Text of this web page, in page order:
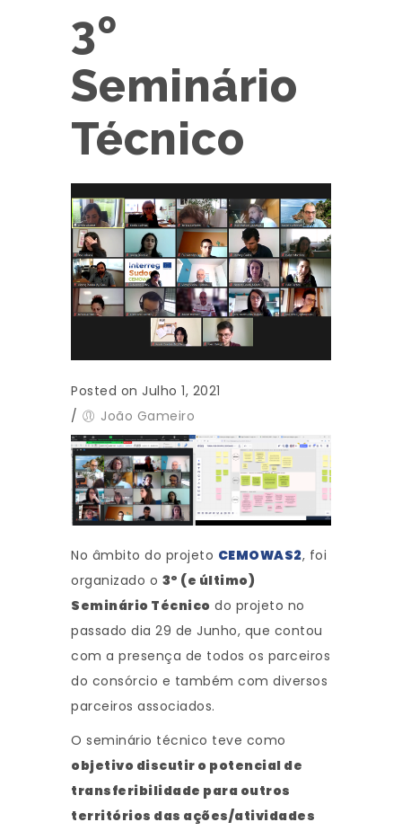
3º
Seminário
Técnico
Posted on Julho 1, 2021
/
João Gameiro
No âmbito do projeto CEMOWAS2, foi
organizado o 3º (e último)
Seminário Técnico do projeto no
passado dia 29 de Junho, que contou
com a presença de todos os parceiros
do consórcio e também com diversos
parceiros associados.
O seminário técnico teve como
objetivo discutir o potencial de
transferibilidade para outros
territórios das ações/atividades